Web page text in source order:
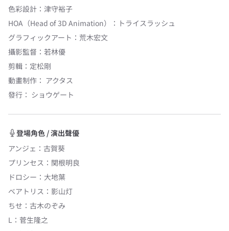
色彩設計 ： 津守裕子
HOA（Head of 3D Animation）
： トライスラッシュ
グラフィックアート ： 荒木宏文
攝影監督 ： 若林優
剪輯 ： 定松剛
動畫制作： アクタス
發行： ショウゲート
登場角色 / 演出聲優
アンジェ ： 古賀葵
プリンセス ： 関根明良
ドロシー ： 大地葉
ベアトリス ： 影山灯
ちせ ： 古木のぞみ
L ： 菅生隆之